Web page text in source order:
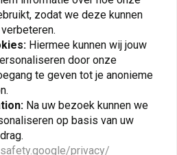
NATIONAL CYCLE
Vstream Sport/Tour
Windscherm voor Suzuki
DL V-Strom/V-Strom
Adventure/X/XT ('12-'16)
| Helder
€230,88
View more
zodat we deze kunnen
Hiermee kunnen wij jouw
door onze
te geven tot je anonieme
Na uw bezoek kunnen we
op basis van uw
privacy/